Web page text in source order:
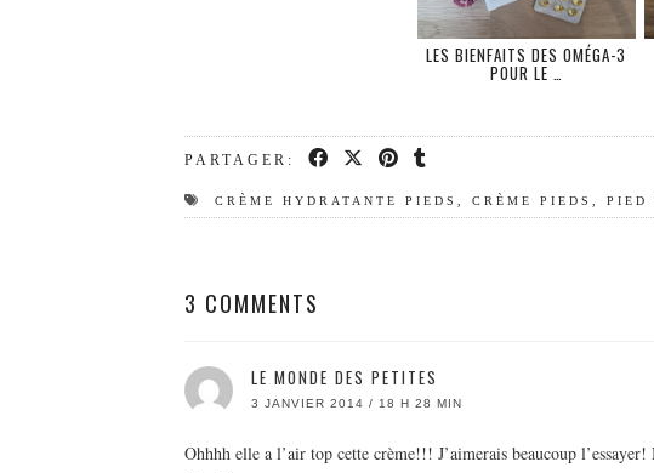
LES BIENFAITS DES OMÉGA-3
POUR LE …
PARTAGER:
CRÈME HYDRATANTE PIEDS , CRÈME PIEDS , PIED
3 COMMENTS
LE MONDE DES PETITES
3 JANVIER 2014 / 18 H 28 MIN
Ohhhh elle a l’air top cette crème!!! J’aimerais beaucoup